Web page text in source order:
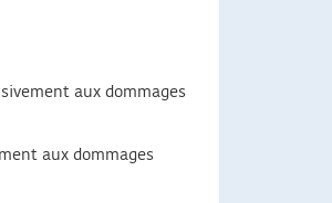
aux dommages
aux dommages